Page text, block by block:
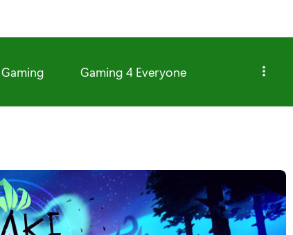
Gaming 4 Everyone